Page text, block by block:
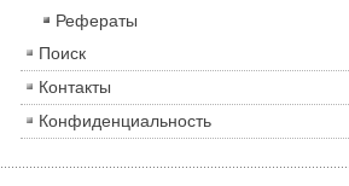
Рефераты
Поиск
Контакты
Конфиденциальность